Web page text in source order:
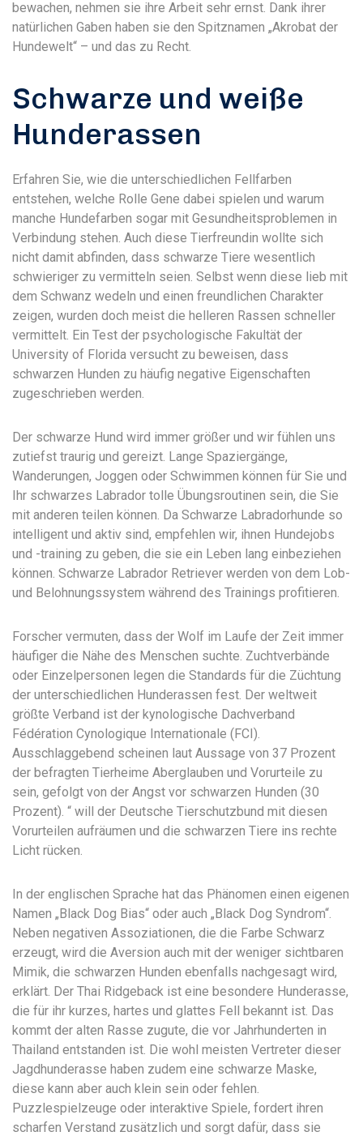
bewachen, nehmen sie ihre Arbeit sehr ernst. Dank ihrer
natürlichen Gaben haben sie den Spitznamen „Akrobat der
Hundewelt“ – und das zu Recht.
Schwarze und weiße
Hunderassen
Erfahren Sie, wie die unterschiedlichen Fellfarben
entstehen, welche Rolle Gene dabei spielen und warum
manche Hundefarben sogar mit Gesundheitsproblemen in
Verbindung stehen. Auch diese Tierfreundin wollte sich
nicht damit abfinden, dass schwarze Tiere wesentlich
schwieriger zu vermitteln seien. Selbst wenn diese lieb mit
dem Schwanz wedeln und einen freundlichen Charakter
zeigen, wurden doch meist die helleren Rassen schneller
vermittelt. Ein Test der psychologische Fakultät der
University of Florida versucht zu beweisen, dass
schwarzen Hunden zu häufig negative Eigenschaften
zugeschrieben werden.
Der schwarze Hund wird immer größer und wir fühlen uns
zutiefst traurig und gereizt. Lange Spaziergänge,
Wanderungen, Joggen oder Schwimmen können für Sie und
Ihr schwarzes Labrador tolle Übungsroutinen sein, die Sie
mit anderen teilen können. Da Schwarze Labradorhunde so
intelligent und aktiv sind, empfehlen wir, ihnen Hundejobs
und -training zu geben, die sie ein Leben lang einbeziehen
können. Schwarze Labrador Retriever werden von dem Lob-
und Belohnungssystem während des Trainings profitieren.
Forscher vermuten, dass der Wolf im Laufe der Zeit immer
häufiger die Nähe des Menschen suchte. Zuchtverbände
oder Einzelpersonen legen die Standards für die Züchtung
der unterschiedlichen Hunderassen fest. Der weltweit
größte Verband ist der kynologische Dachverband
Fédération Cynologique Internationale (FCI).
Ausschlaggebend scheinen laut Aussage von 37 Prozent
der befragten Tierheime Aberglauben und Vorurteile zu
sein, gefolgt von der Angst vor schwarzen Hunden (30
Prozent). “ will der Deutsche Tierschutzbund mit diesen
Vorurteilen aufräumen und die schwarzen Tiere ins rechte
Licht rücken.
In der englischen Sprache hat das Phänomen einen eigenen
Namen „Black Dog Bias“ oder auch „Black Dog Syndrom“.
Neben negativen Assoziationen, die die Farbe Schwarz
erzeugt, wird die Aversion auch mit der weniger sichtbaren
Mimik, die schwarzen Hunden ebenfalls nachgesagt wird,
erklärt. Der Thai Ridgeback ist eine besondere Hunderasse,
die für ihr kurzes, hartes und glattes Fell bekannt ist. Das
kommt der alten Rasse zugute, die vor Jahrhunderten in
Thailand entstanden ist. Die wohl meisten Vertreter dieser
Jagdhunderasse haben zudem eine schwarze Maske,
diese kann aber auch klein sein oder fehlen.
Puzzlespielzeuge oder interaktive Spiele, fordert ihren
scharfen Verstand zusätzlich und sorgt dafür, dass sie